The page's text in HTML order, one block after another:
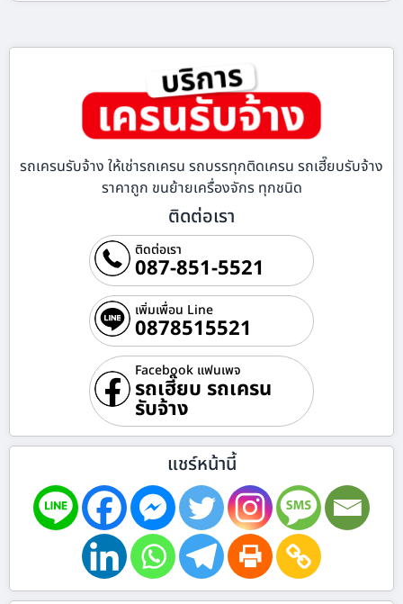
รถเครนรับจ้าง ให้เช่ารถเครน รถบรรทุกติดเครน รถเฮี๊ยบรับจ้าง
ราคาถูก ขนย้ายเครื่องจักร ทุกชนิด
ติดต่อเรา
ติดต่อเรา
087-851-5521
เพิ่มเพื่อน Line
0878515521
Facebook แฟนเพจ
รถเฮี๊ยบ รถเครน
รับจ้าง
แชร์หน้านี้